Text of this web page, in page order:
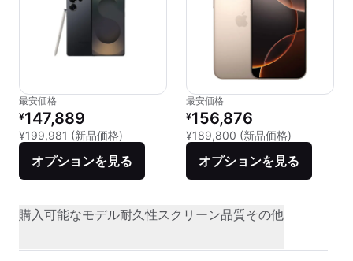
最安価格
リファービッシュ品の価格：
¥147,889
¥199,981 (新品価格) 新品との比較：¥199,981
オプションを見る
最安価格
リファービッシュ品の価格：
¥156,876
¥189,800 (新品価格)
オプションを見る
購入可能なモデル耐久性スクリーン品質その他